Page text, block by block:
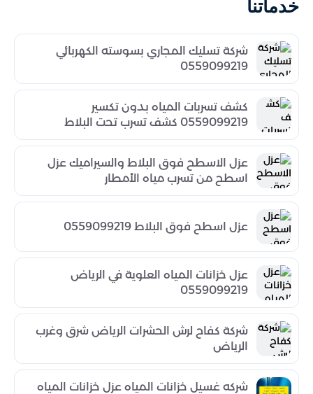
خدماتنا
شركة تسليك المجاري بسوسته الكهربائي
0559099219
كشف تسربات المياه بدون تكسير
0559099219 كشف تسرب تحت البلاط
عزل الاسطح فوق البلاط والسيراميك عزل
اسطح من تسرب مياه الأمطار
عزل اسطح فوق البلاط 0559099219
عزل خزانات المياه العلوية في الرياض
0559099219
شركة كفاح لرش الحشرات الرياض شرق وغرب
الرياض
شركه غسيل خزانات المياه عزل خزانات المياه